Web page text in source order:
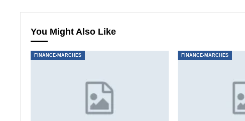
You Might Also Like
FINANCE-MARCHES FINANCE-MARCHES